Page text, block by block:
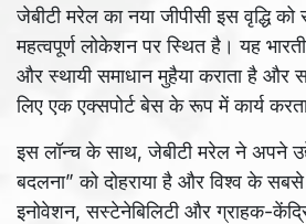
जेबीटी मरेल का नया जीपीसी इस वृद्धि
महत्‍वपूर्ण लोकेशन पर स्थित है। यह
और स्‍थायी समाधान मुहैया कराता है और
लिए एक एक्‍सपोर्ट बेस के रूप में कार्य
इस लॉन्च के साथ, जेबीटी मरेल ने अपने
बदलना” को दोहराया है और विश्व के सबसे
इनोवेशन, सस्‍टेनेबिलिटी और ग्राहक-